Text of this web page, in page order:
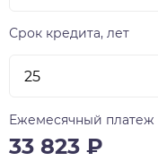
Срок кредита, лет
Ежемесячный платеж
33 823 ₽